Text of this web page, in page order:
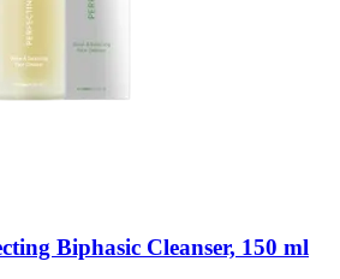
Biphasic Cleanser, 150 ml